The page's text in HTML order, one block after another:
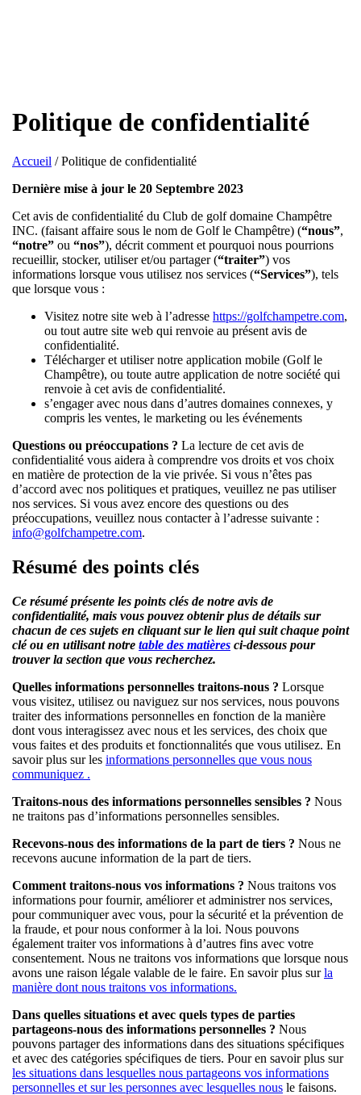
Politique de confidentialité
Accueil /Politique de confidentialité
Dernière mise à jour le 20 Septembre 2023
Cet avis de confidentialité du Club de golf domaine Champêtre
INC. (faisant affaire sous le nom de Golf le Champêtre) (“nous”,
“notre” ou “nos”), décrit comment et pourquoi nous pourrions
recueillir, stocker, utiliser et/ou partager (“traiter”) vos
informations lorsque vous utilisez nos services (“Services”), tels
que lorsque vous :
Visitez notre site web à l’adresse https://golfchampetre.com,
ou tout autre site web qui renvoie au présent avis de
confidentialité.
Télécharger et utiliser notre application mobile (Golf le
Champêtre), ou toute autre application de notre société qui
renvoie à cet avis de confidentialité.
s’engager avec nous dans d’autres domaines connexes, y
compris les ventes, le marketing ou les événements
Questions ou préoccupations ? La lecture de cet avis de
confidentialité vous aidera à comprendre vos droits et vos choix
en matière de protection de la vie privée. Si vous n’êtes pas
d’accord avec nos politiques et pratiques, veuillez ne pas utiliser
nos services. Si vous avez encore des questions ou des
préoccupations, veuillez nous contacter à l’adresse suivante :
info@golfchampetre.com.
Résumé des points clés
Ce résumé présente les points clés de notre avis de
confidentialité, mais vous pouvez obtenir plus de détails sur
chacun de ces sujets en cliquant sur le lien qui suit chaque point
clé ou en utilisant notre table des matières ci-dessous pour
trouver la section que vous recherchez.
Quelles informations personnelles traitons-nous ? Lorsque
vous visitez, utilisez ou naviguez sur nos services, nous pouvons
traiter des informations personnelles en fonction de la manière
dont vous interagissez avec nous et les services, des choix que
vous faites et des produits et fonctionnalités que vous utilisez. En
savoir plus sur les informations personnelles que vous nous
communiquez .
Traitons-nous des informations personnelles sensibles ? Nous
ne traitons pas d’informations personnelles sensibles.
Recevons-nous des informations de la part de tiers ? Nous ne
recevons aucune information de la part de tiers.
Comment traitons-nous vos informations ? Nous traitons vos
informations pour fournir, améliorer et administrer nos services,
pour communiquer avec vous, pour la sécurité et la prévention de
la fraude, et pour nous conformer à la loi. Nous pouvons
également traiter vos informations à d’autres fins avec votre
consentement. Nous ne traitons vos informations que lorsque nous
avons une raison légale valable de le faire. En savoir plus surla
manière dont nous traitons vos informations.
Dans quelles situations et avec quels types de parties
partageons-nous des informations personnelles ? Nous
pouvons partager des informations dans des situations spécifiques
et avec des catégories spécifiques de tiers. Pour en savoir plus sur
les situations dans lesquelles nous partageons vos informations
personnelles et sur les personnes avec lesquelles nous le faisons.